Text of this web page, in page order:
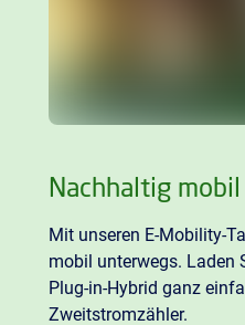
Nachhaltig
Mit unseren E-Mobility-
mobil unterwegs. Laden
Plug-in-Hybrid ganz
Zweitstromzähler.